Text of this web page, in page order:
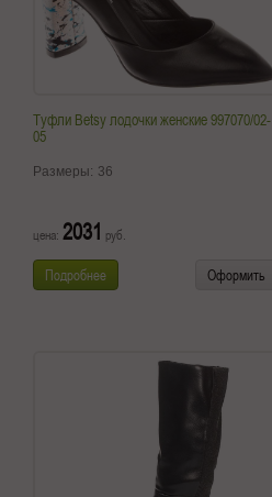
Туфли Betsy лодочки женские 997070/02-
05
Размеры: 36
цена: 2031 руб.
Подробнее Оформить